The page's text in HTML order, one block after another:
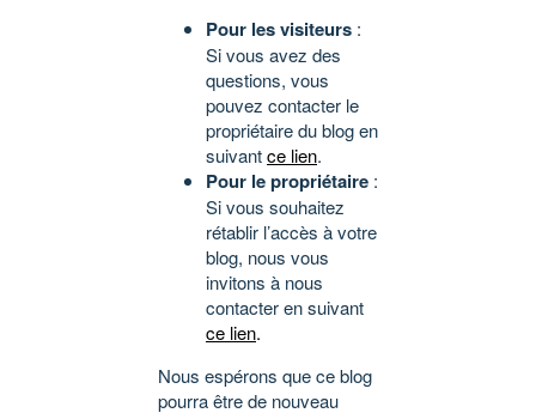
Pour les visiteurs :
Si vous avez des
questions, vous
pouvez contacter le
propriétaire du blog en
suivantce lien.
Pour le propriétaire :
Si vous souhaitez
rétablir l’accès à votre
blog, nous vous
invitons à nous
contacter en suivant
ce lien.
Nous espérons que ce blog
pourra être de nouveau